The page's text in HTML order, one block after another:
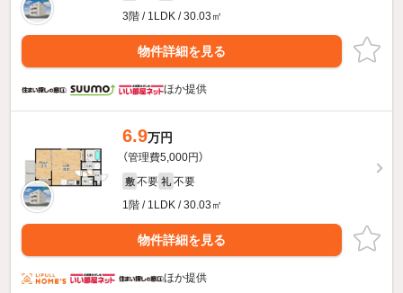
3階 / 1LDK / 30.03㎡
物件詳細を見る
ほか提供
6.9万円
（管理費5,000円）
敷 不要 礼 不要
1階 / 1LDK / 30.03㎡
物件詳細を見る
ほか提供